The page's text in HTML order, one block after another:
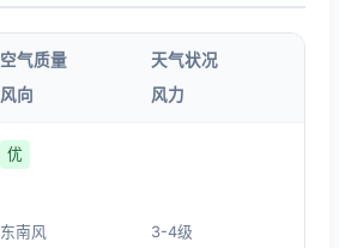
空气质量
天气状况
风向 风力
优
东南风 3-4级